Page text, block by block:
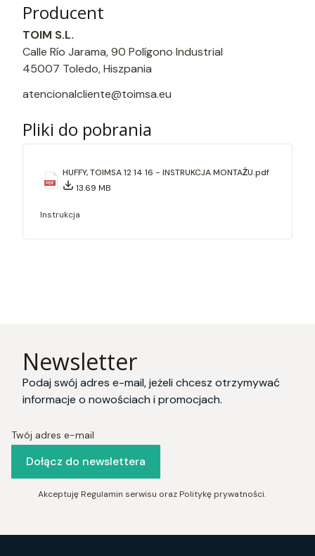
Producent
TOIM S.L.
Calle Río Jarama, 90 Polígono Industrial
45007 Toledo, Hiszpania
atencionalcliente@toimsa.eu
Pliki do pobrania
HUFFY, TOIMSA 12 14 16 - INSTRUKCJA MONTAŻU.pdf
13.69 MB
Instrukcja
Newsletter
Podaj swój adres e-mail, jeżeli chcesz otrzymywać
informacje o nowościach i promocjach.
Twój adres e-mail
Dołącz do newslettera
Akceptuję Regulamin serwisu oraz Politykę prywatności.